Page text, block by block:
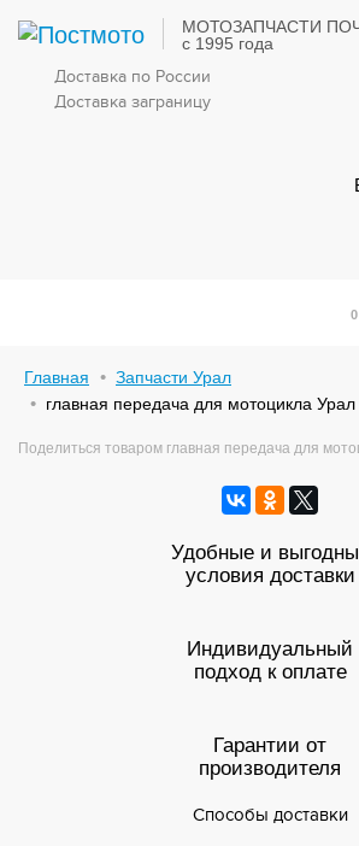
МОТОЗАПЧАСТИ
с 1995 года
Доставка по России
Доставка заграницу
0
Главная
Запчасти Урал
главная передача для мотоцикла Урал
Поделиться товаром главная передача для
Удобные и
условия доставки
Индивидуальный
подход к оплате
Гарантии от
производителя
Способы доставки